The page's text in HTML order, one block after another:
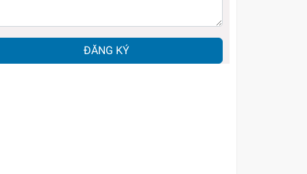
ĐĂNG KÝ